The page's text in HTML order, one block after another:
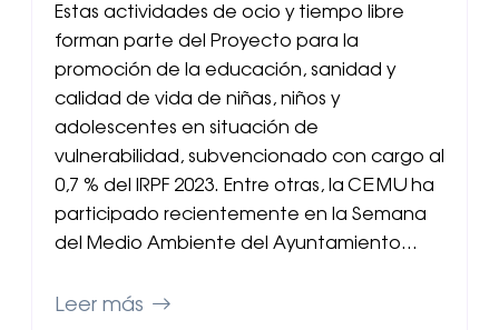
Estas actividades de ocio y tiempo libre
forman parte del Proyecto para la
promoción de la educación, sanidad y
calidad de vida de niñas, niños y
adolescentes en situación de
vulnerabilidad, subvencionado con cargo al
0,7 % del IRPF 2023. Entre otras, la CEMU ha
participado recientemente en la Semana
del Medio Ambiente del Ayuntamiento…
Leer más